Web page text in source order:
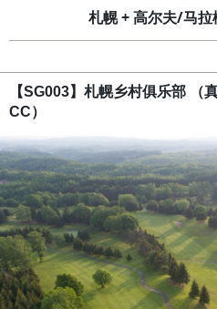
札幌 + 高尔夫/马
【SG003】札幌乡村俱乐部 （
CC）